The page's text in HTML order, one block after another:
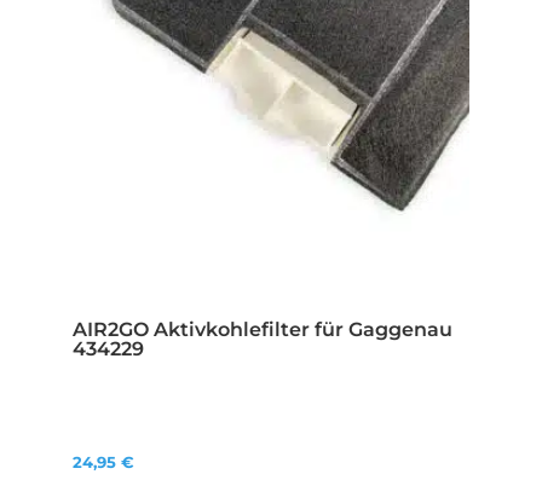
AIR2GO Aktivkohlefilter für Gaggenau
434229
24,95 €